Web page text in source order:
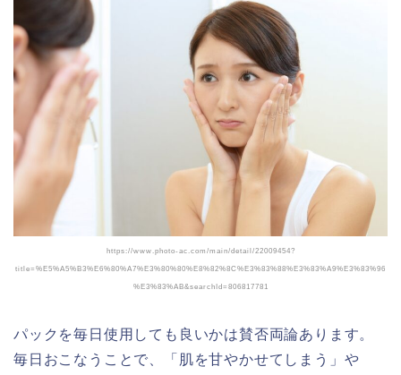
https://www.photo-ac.com/main/detail/22009454?
title=%E5%A5%B3%E6%80%A7%E3%80%80%E8%82%8C%E3%83%88%E3%83%A9%E3%83%96
%E3%83%AB&searchId=806817781
パックを毎日使用しても良いかは賛否両論あります。
毎日おこなうことで、「肌を甘やかせてしまう」や